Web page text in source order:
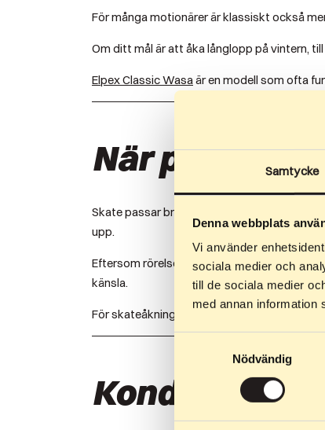
Samtycke
Denna webbplats
Vi använder
sociala medier och
till de sociala medier
med annan information
Samtyckesval
Nödvändig
För många motionärer är klassiskt också
Om ditt mål är att åka långlopp på vintern,
Elpex Classic Wasaär en modell som ofta
När passar
Skate passar bra om du redan åker skate
upp.
Eftersom rörelsen kräver mer balans kan
känsla.
För skateåkning är en modell som
Kondition